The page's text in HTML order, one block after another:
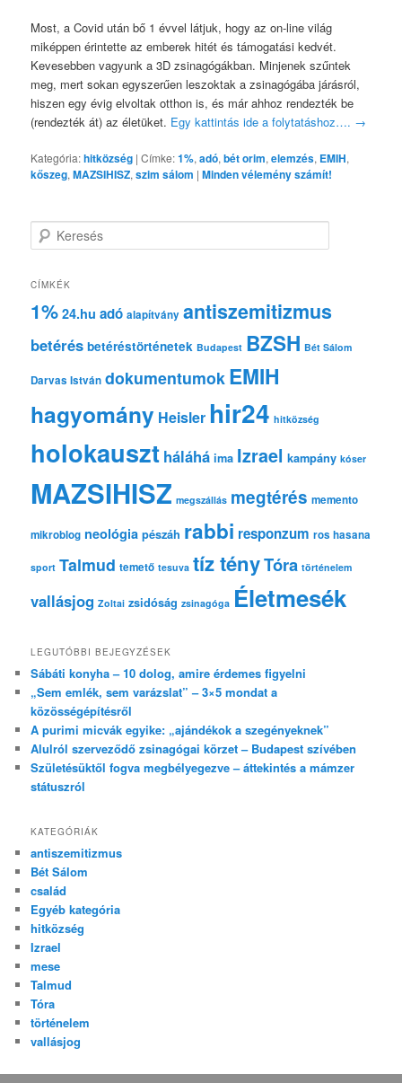
Most, a Covid után bő 1 évvel látjuk, hogy az on-line világ
miképpen érintette az emberek hitét és támogatási kedvét.
Kevesebben vagyunk a 3D zsinagógákban. Minjenek szűntek
meg, mert sokan egyszerűen leszoktak a zsinagógába járásról,
hiszen egy évig elvoltak otthon is, és már ahhoz rendezték be
(rendezték át) az életüket. Egy kattintás ide a folytatáshoz…. →
Kategória:hitközség |Címke:1%,adó,bét orim,elemzés, EMIH,
kőszeg,MAZSIHISZ,szim sálom |Minden vélemény számít!
e
e
é
CÍMKÉK
1% 24.hu adó alapítvány antiszemitizmus
betérés betéréstörténetek Budapest BZSH Bét Sálom
Darvas István dokumentumok EMIH
hagyomány Heisler hir24 hitközség
holokauszt háláhá ima Izrael kampány kóser
MAZSIHISZ megszállás megtérés memento
mikroblog neológia pészáh rabbi responzum ros hasana
sport Talmud temető tesuva tíz tényTóra történelem
vallásjog Zoltai zsidóság zsinagóga Életmesék
LEGUTÓBBI BEJEGYZÉSEK
Sábáti konyha – 10 dolog, amire érdemes figyelni
„Sem emlék, sem varázslat” – 3×5 mondat a
közösségépítésről
A purimi micvák egyike: „ajándékok a szegényeknek”
Alulról szerveződő zsinagógai körzet – Budapest szívében
Születésüktől fogva megbélyegezve – áttekintés a mámzer
státuszról
KATEGÓRIÁK
antiszemitizmus
Bét Sálom
család
Egyéb kategória
hitközség
Izrael
mese
Talmud
Tóra
történelem
vallásjog